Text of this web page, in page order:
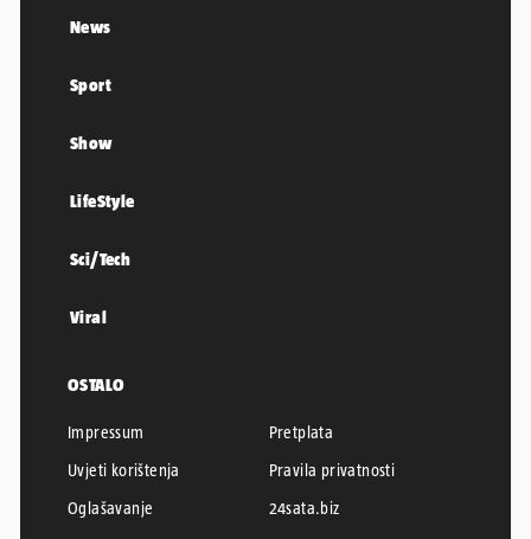
News
Sport
Show
LifeStyle
Sci/Tech
Viral
OSTALO
Impressum
Pretplata
Uvjeti korištenja
Pravila privatnosti
Oglašavanje
24sata.biz